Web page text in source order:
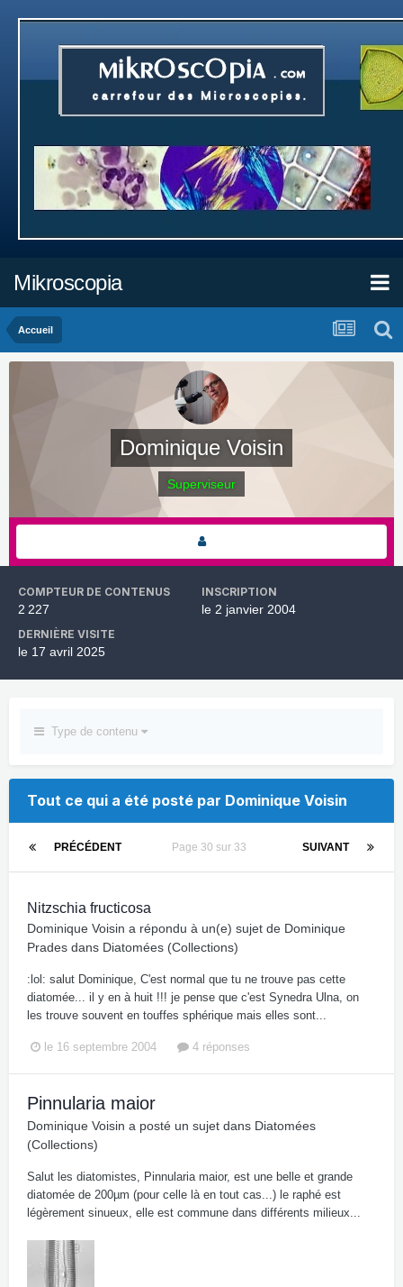
Mikroscopia
Accueil
Dominique Voisin
Superviseur
COMPTEUR DE CONTENUS
2 227
INSCRIPTION
le 2 janvier 2004
DERNIÈRE VISITE
le 17 avril 2025
Type de contenu
Tout ce qui a été posté par Dominique Voisin
PRÉCÉDENT SUIVANT
Page 30 sur 33
Nitzschia fructicosa
Dominique Voisin a répondu à un(e) sujet de Dominique
Prades dans Diatomées (Collections)
:lol: salut Dominique, C'est normal que tu ne trouve pas cette
diatomée... il y en à huit !!! je pense que c'est Synedra Ulna, on
les trouve souvent en touffes sphérique mais elles sont...
le 16 septembre 2004 4 réponses
Pinnularia maior
Dominique Voisin a posté un sujet dans Diatomées
(Collections)
Salut les diatomistes, Pinnularia maior, est une belle et grande
diatomée de 200µm (pour celle là en tout cas...) le raphé est
légèrement sinueux, elle est commune dans différents milieux...